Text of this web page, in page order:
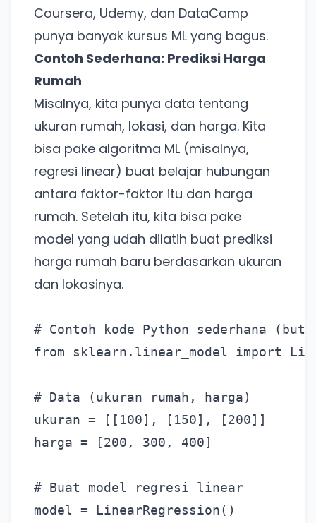
Coursera, Udemy, dan DataCamp
punya banyak kursus ML yang bagus.
Contoh Sederhana: Prediksi Harga
Rumah
Misalnya, kita punya data tentang
ukuran rumah, lokasi, dan harga. Kita
bisa pake algoritma ML (misalnya,
regresi linear) buat belajar hubungan
antara faktor-faktor itu dan harga
rumah. Setelah itu, kita bisa pake
model yang udah dilatih buat prediksi
harga rumah baru berdasarkan ukuran
dan lokasinya.
# Contoh kode Python sederhana
from sklearn.linear_model import
# Data (ukuran rumah, harga)
ukuran = [[100], [150], [200]]
harga = [200, 300, 400]
# Buat model regresi linear
model = LinearRegression()